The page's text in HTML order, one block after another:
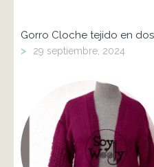
Gorro Cloche tejido en
> 29 septiembre, 2024